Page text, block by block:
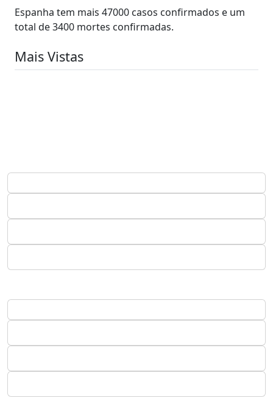
Espanha tem mais 47000 casos confirmados e um
total de 3400 mortes confirmadas.
Mais Vistas